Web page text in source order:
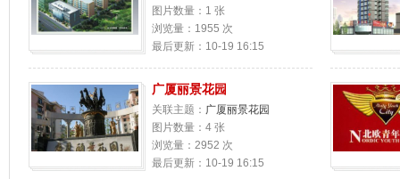
图片数量：1 张
浏览量：1955 次
最后更新：10-19 16:15
广厦丽景花园
关联主题： 广厦丽景花园
图片数量：4 张
浏览量：2952 次
最后更新：10-19 16:15